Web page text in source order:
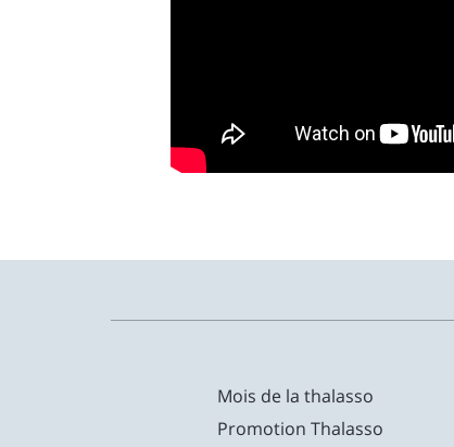
Mois de la thalasso
Promotion Thalasso